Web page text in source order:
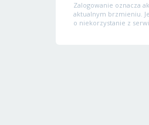
Zalogowanie oznacza
aktualnym brzmieniu.
o niekorzystanie z